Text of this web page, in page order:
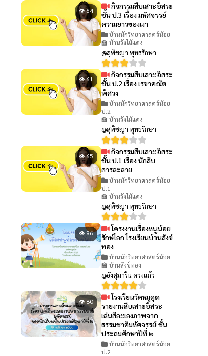
👁 64
กิจกรรมสืบเสาะอิสระ
ชั้น ป.3 เรื่อง มหัศจรรย์
ความยาวของเงา
บ้านนักวิทยาศาสตร์น้อย
🏫 บ้านวังไม้แดง
@สุพิชญา พุทธรักษา
👁 61
กิจกรรมสืบเสาะอิสระ
ชั้น ป.2 เรื่อง เรขาคณิต
พิศวง
บ้านนักวิทยาศาสตร์น้อย
ป.2
🏫 บ้านวังไม้แดง
@สุพิชญา พุทธรักษา
👁 65
กิจกรรมสืบเสาะอิสระ
ชั้น ป.1 เรื่อง นักสืบ
สารละลาย
บ้านนักวิทยาศาสตร์น้อย
ป.1
🏫 บ้านวังไม้แดง
@สุพิชญา พุทธรักษา
👁 96
โครงงานเรื่องหนูน้อย
รักษ์โลก โรงเรียนบ้านสังข์
ทอง
บ้านนักวิทยาศาสตร์น้อย
🏫 บ้านสังข์ทอง
@อังศุมาริน ดวงแก้ว
👁 80
โรงเรียนวัดหมูดุด
รายงานสืบเสาะอิสระ
เล่นสีละเลงภาพจาก
ธรรมชาติมหัศจรรย์ ชั้น
ประถมศึกษาปีที่ ๒
บ้านนักวิทยาศาสตร์น้อย
ป.2